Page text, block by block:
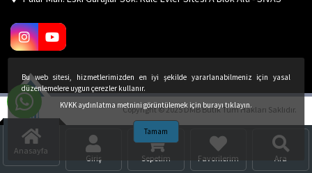
Copyright © 2025 DMB Butik Tüm Hakları Saklıdır.
Anasayfa
Giriş Sepetim Favorilerim Ara
Bu web sitesi, hizmetlerimizden en iyi şekilde yararlanabilmeniz için yasal
düzenlemelere uygun çerezler kullanır.
KVKK aydınlatma metnini görüntülemek için burayı tıklayın.
Tamam